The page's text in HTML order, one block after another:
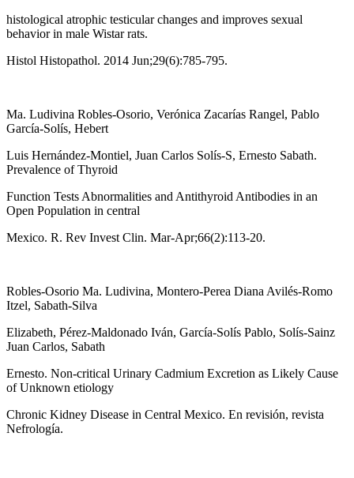
histological atrophic testicular changes and improves sexual
behavior in male Wistar rats.
Histol Histopathol. 2014 Jun;29(6):785-795.
Ma. Ludivina Robles-Osorio, Verónica Zacarías Rangel, Pablo
García-Solís, Hebert
Luis Hernández-Montiel, Juan Carlos Solís-S, Ernesto Sabath.
Prevalence of Thyroid
Function Tests Abnormalities and Antithyroid Antibodies in an
Open Population in central
Mexico. R. Rev Invest Clin. Mar-Apr;66(2):113-20.
Robles-Osorio Ma. Ludivina, Montero-Perea Diana Avilés-Romo
Itzel, Sabath-Silva
Elizabeth, Pérez-Maldonado Iván, García-Solís Pablo, Solís-Sainz
Juan Carlos, Sabath
Ernesto. Non-critical Urinary Cadmium Excretion as Likely Cause
of Unknown etiology
Chronic Kidney Disease in Central Mexico. En revisión, revista
Nefrología.